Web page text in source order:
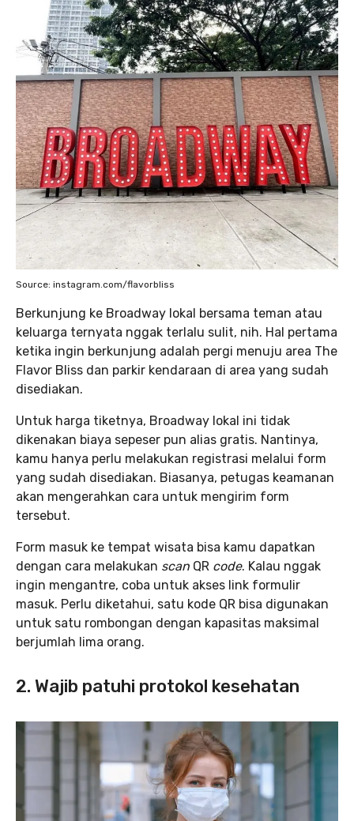
Source: instagram.com/flavorbliss
Berkunjung ke Broadway lokal bersama teman atau
keluarga ternyata nggak terlalu sulit, nih. Hal pertama
ketika ingin berkunjung adalah pergi menuju area The
Flavor Bliss dan parkir kendaraan di area yang sudah
disediakan.
Untuk harga tiketnya, Broadway lokal ini tidak
dikenakan biaya sepeser pun alias gratis. Nantinya,
kamu hanya perlu melakukan registrasi melalui form
yang sudah disediakan. Biasanya, petugas keamanan
akan mengerahkan cara untuk mengirim form
tersebut.
Form masuk ke tempat wisata bisa kamu dapatkan
dengan cara melakukan scan QR code. Kalau nggak
ingin mengantre, coba untuk akses link formulir
masuk. Perlu diketahui, satu kode QR bisa digunakan
untuk satu rombongan dengan kapasitas maksimal
berjumlah lima orang.
2. Wajib patuhi protokol kesehatan